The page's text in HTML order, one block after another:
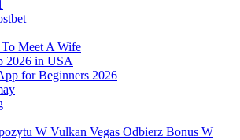
Meet A Wife
2026 in USA
for Beginners 2026
W Vulkan Vegas Odbierz Bonus W